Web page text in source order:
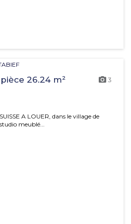
26.24 m² 3
le village de
meublé...